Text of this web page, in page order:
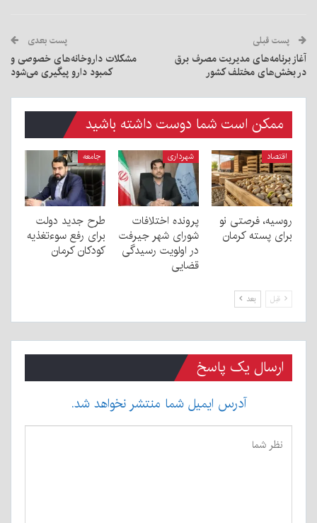
پست قبلی
آغاز برنامه‌های مدیریت مصرف برق
در بخش‌های مختلف کشور
پست بعدی
مشکلات داروخانه‌های خصوصی و
کمبود دارو پیگیری می‌شود
ممکن است شما دوست داشته باشید
اقتصاد
روسیه، فرصتی نو
برای پسته کرمان
شهرداری
پرونده اختلافات
شورای شهر جیرفت
در اولویت رسیدگی
قضایی
جامعه
طرح جدید دولت
برای رفع سوءتغذیه
کودکان کرمان
قبل بعد
ارسال یک پاسخ
آدرس ایمیل شما منتشر نخواهد شد.